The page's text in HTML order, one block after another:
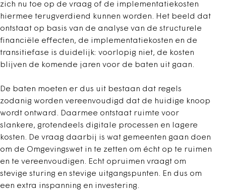
zich nu toe op de vraag of de implementatiekosten
hiermee terugverdiend kunnen worden. Het beeld dat
ontstaat op basis van de analyse van de structurele
financiële effecten, de implementatiekosten en de
transitiefase is duidelijk: voorlopig niet, de kosten
blijven de komende jaren voor de baten uit gaan.
De baten moeten er dus uit bestaan dat regels
zodanig worden vereenvoudigd dat de huidige knoop
wordt ontward. Daarmee ontstaat ruimte voor
slankere, grotendeels digitale processen en lagere
kosten. De vraag daarbij is wat gemeenten gaan doen
om de Omgevingswet in te zetten om écht op te ruimen
en te vereenvoudigen. Echt opruimen vraagt om
stevige sturing en stevige uitgangspunten. En dus om
een extra inspanning en investering.